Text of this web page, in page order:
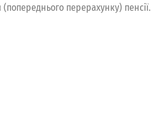
перерахунку) пенсії.